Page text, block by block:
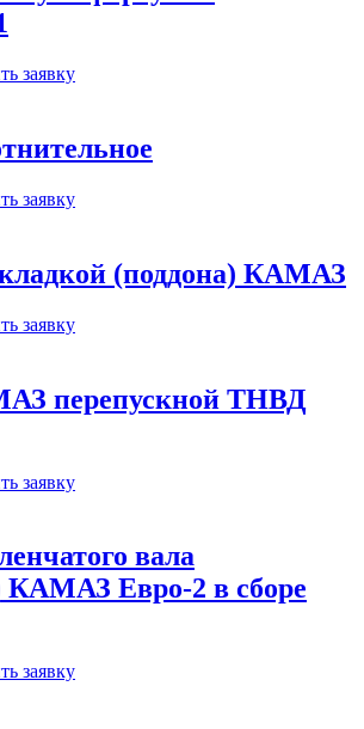
заявку
заявку
(поддона) КАМАЗ
заявку
перепускной ТНВД
заявку
вала
КАМАЗ Евро-2 в сборе
заявку